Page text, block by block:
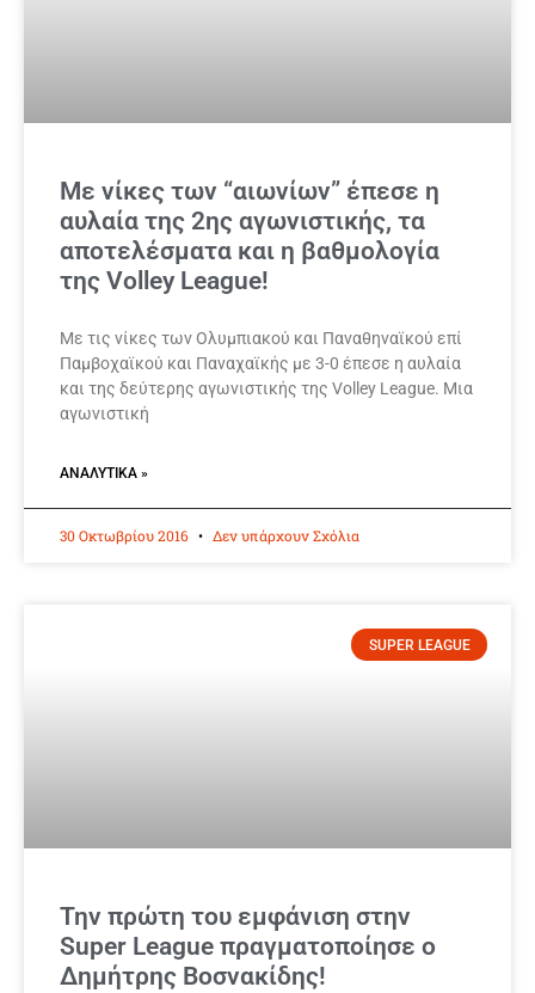
Με νίκες των “αιωνίων” έπεσε η
αυλαία της 2ης αγωνιστικής, τα
αποτελέσματα και η βαθμολογία
της Volley League!
Με τις νίκες των Ολυμπιακού και Παναθηναϊκού επί
Παμβοχαϊκού και Παναχαϊκής με 3-0 έπεσε η αυλαία
και της δεύτερης αγωνιστικής της Volley League. Μια
αγωνιστική
ΑΝΑΛΥΤΙΚΆ »
30 Οκτωβρίου 2016 Δεν υπάρχουν Σχόλια
SUPER LEAGUE
Την πρώτη του εμφάνιση στην
Super League πραγματοποίησε ο
Δημήτρης Βοσνακίδης!